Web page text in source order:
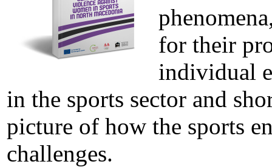
for their
individual
in the sports sector and
picture of how the sports
challenges.